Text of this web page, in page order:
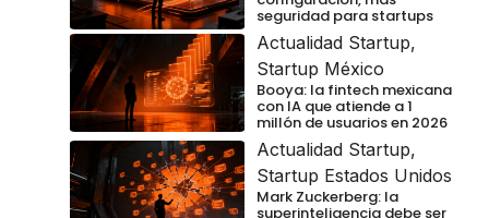
seguridad para startups
Actualidad Startup,
Startup México
Booya: la fintech mexicana
con IA que atiende a 1
millón de usuarios en 2026
Actualidad Startup,
Startup Estados Unidos
Mark Zuckerberg: la
superinteligencia debe ser